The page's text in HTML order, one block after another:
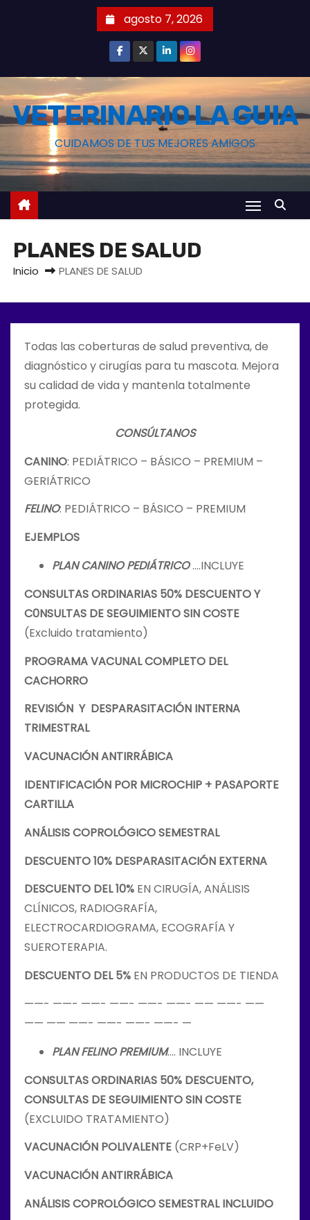
r
a
c
t
d
agosto 7, 2026
VETERINARIO LA GUIA
CUIDAMOS DE TUS MEJORES AMIGOS
PLANES DE SALUD
Inicio PLANES DE SALUD
Todas las coberturas de salud preventiva, de
diagnóstico y cirugías para tu mascota. Mejora
su calidad de vida y mantenla totalmente
protegida.
CONSÚLTANOS
CANINO: PEDIÁTRICO – BÁSICO – PREMIUM –
GERIÁTRICO
FELINO: PEDIÁTRICO – BÁSICO – PREMIUM
EJEMPLOS
PLAN CANINO PEDIÁTRICO….INCLUYE
CONSULTAS ORDINARIAS 50% DESCUENTO Y
C0NSULTAS DE SEGUIMIENTO SIN COSTE
(Excluido tratamiento)
PROGRAMA VACUNAL COMPLETO DEL
CACHORRO
REVISIÓN Y DESPARASITACIÓN INTERNA
TRIMESTRAL
VACUNACIÓN ANTIRRÁBICA
IDENTIFICACIÓN POR MICROCHIP + PASAPORTE
CARTILLA
ANÁLISIS COPROLÓGICO SEMESTRAL
DESCUENTO 10% DESPARASITACIÓN EXTERNA
DESCUENTO DEL 10% EN CIRUGÍA, ANÁLISIS
CLÍNICOS, RADIOGRAFÍA,
ELECTROCARDIOGRAMA, ECOGRAFÍA Y
SUEROTERAPIA.
DESCUENTO DEL 5% EN PRODUCTOS DE TIENDA
——- ——- ——- ——- ——- ——- —— ——- ——
—— —— ——- ——- ——- ——- —
PLAN FELINO PREMIUM…. INCLUYE
CONSULTAS ORDINARIAS 50% DESCUENTO,
CONSULTAS DE SEGUIMIENTO SIN COSTE
(EXCLUIDO TRATAMIENTO)
VACUNACIÓN POLIVALENTE (CRP+FeLV)
VACUNACIÓN ANTIRRÁBICA
ANÁLISIS COPROLÓGICO SEMESTRAL INCLUIDO